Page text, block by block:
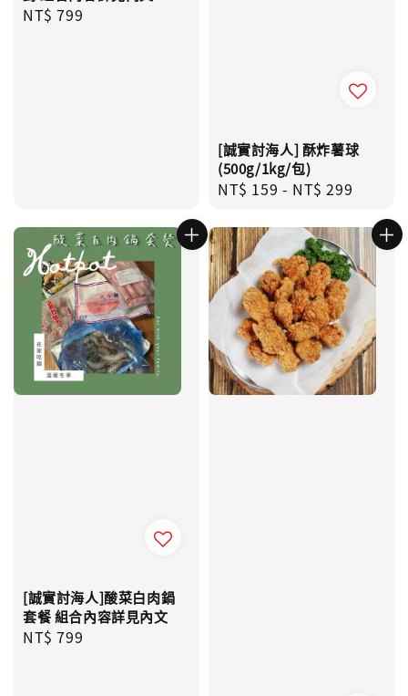
Regular
NT$ 799
[誠實討海人] 酥炸薯球
(500g/1kg/包)
Regular
NT$ 159 - NT$ 299
[誠實討海人]酸菜白肉鍋
套餐 組合內容詳見內文
Regular
NT$ 799